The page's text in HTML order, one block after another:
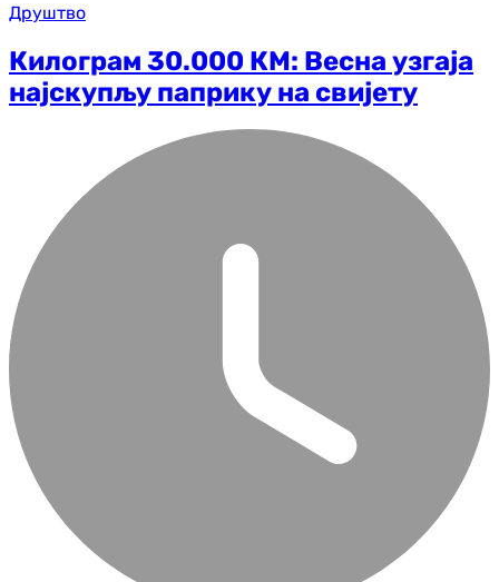
Друштво
Килограм 30.000 КМ: Весна узгаја
најскупљу паприку на свијету